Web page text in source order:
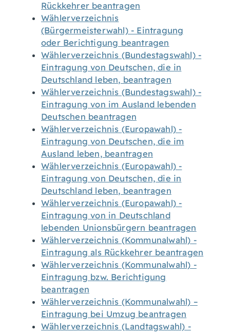
Rückkehrer beantragen
Wählerverzeichnis
(Bürgermeisterwahl) - Eintragung
oder Berichtigung beantragen
Wählerverzeichnis (Bundestagswahl) -
Eintragung von Deutschen, die in
Deutschland leben, beantragen
Wählerverzeichnis (Bundestagswahl) -
Eintragung von im Ausland lebenden
Deutschen beantragen
Wählerverzeichnis (Europawahl) -
Eintragung von Deutschen, die im
Ausland leben, beantragen
Wählerverzeichnis (Europawahl) -
Eintragung von Deutschen, die in
Deutschland leben, beantragen
Wählerverzeichnis (Europawahl) -
Eintragung von in Deutschland
lebenden Unionsbürgern beantragen
Wählerverzeichnis (Kommunalwahl) -
Eintragung als Rückkehrer beantragen
Wählerverzeichnis (Kommunalwahl) -
Eintragung bzw. Berichtigung
beantragen
Wählerverzeichnis (Kommunalwahl) –
Eintragung bei Umzug beantragen
Wählerverzeichnis (Landtagswahl) -